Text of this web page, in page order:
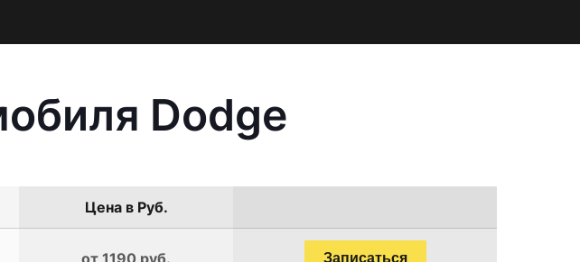
Dodge
Цена в Руб.
от 1190 руб. Записаться